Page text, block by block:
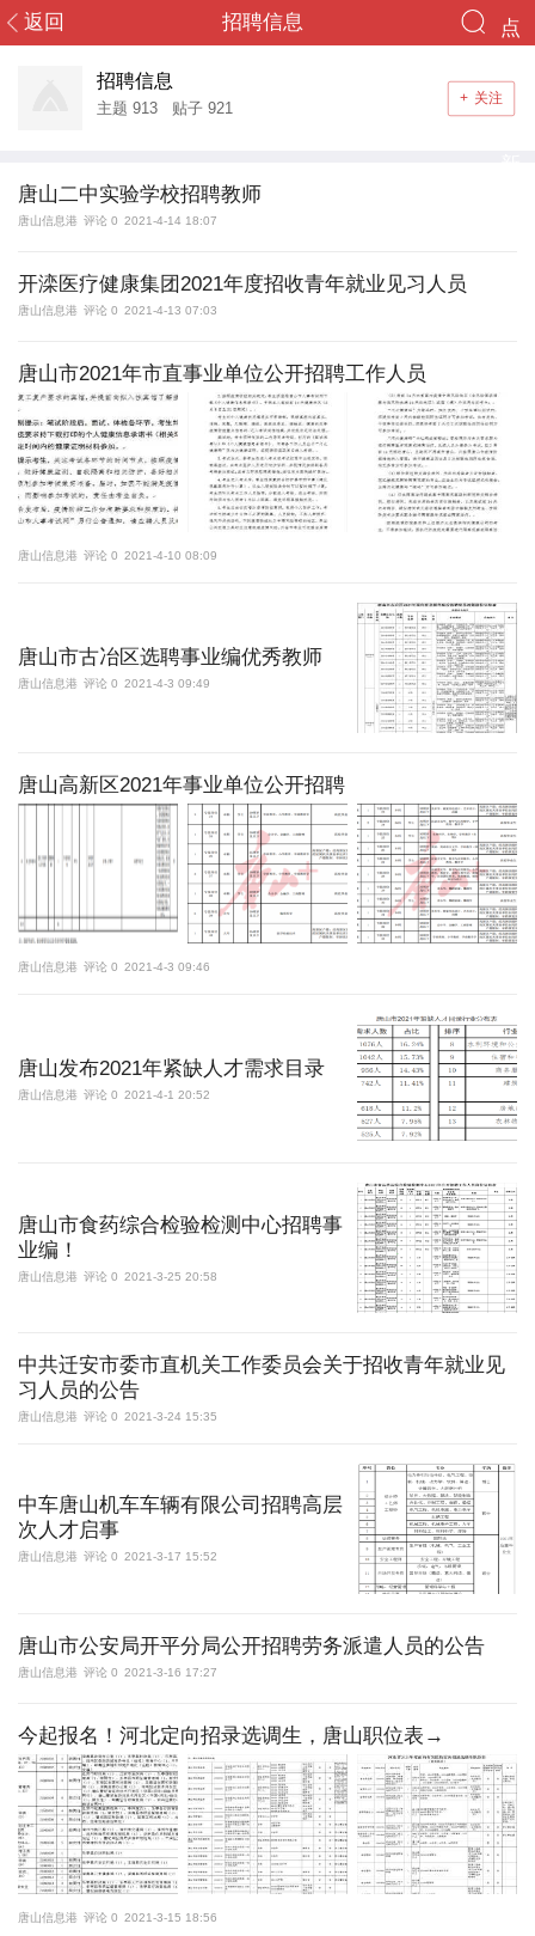
招聘信息
返回
点
重
您好，游客！
注册
首页
头条
群组
搜索
访问电脑版
招聘信息
主题 913 贴子 921
+ 关注
唐山二中实验学校招聘教师
唐山信息港 评论 0 2021-4-14 18:07
开滦医疗健康集团2021年度招收青年就业见习人员
唐山信息港 评论 0 2021-4-13 07:03
唐山市2021年市直事业单位公开招聘工作人员
唐山信息港 评论 0 2021-4-10 08:09
唐山市古冶区选聘事业编优秀教师
唐山信息港 评论 0 2021-4-3 09:49
唐山高新区2021年事业单位公开招聘
唐山信息港 评论 0 2021-4-3 09:46
唐山发布2021年紧缺人才需求目录
唐山信息港 评论 0 2021-4-1 20:52
唐山市食药综合检验检测中心招聘事
业编！
唐山信息港 评论 0 2021-3-25 20:58
中共迁安市委市直机关工作委员会关于招收青年就业见
习人员的公告
唐山信息港 评论 0 2021-3-24 15:35
中车唐山机车车辆有限公司招聘高层
次人才启事
唐山信息港 评论 0 2021-3-17 15:52
唐山市公安局开平分局公开招聘劳务派遣人员的公告
唐山信息港 评论 0 2021-3-16 17:27
今起报名！河北定向招录选调生，唐山职位表→
唐山信息港 评论 0 2021-3-15 18:56